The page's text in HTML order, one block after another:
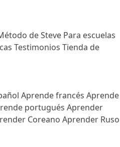
de Steve Para escuelas
Testimonios Tienda de
Aprende francés Aprende
portugués Aprender
Coreano Aprender Ruso